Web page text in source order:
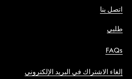
اتصل بنا
طلبي
FAQs
إلغاء الاشتراك في البريد الإلكتروني